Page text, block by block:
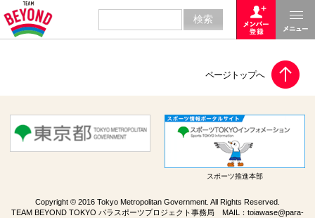
スポーツ推進本部
Copyright © 2016 Tokyo Metropolitan Government. All Rights Reserved.
TEAM BEYOND TOKYO パラスポーツプロジェクト事務局 MAIL： toiawase@para-